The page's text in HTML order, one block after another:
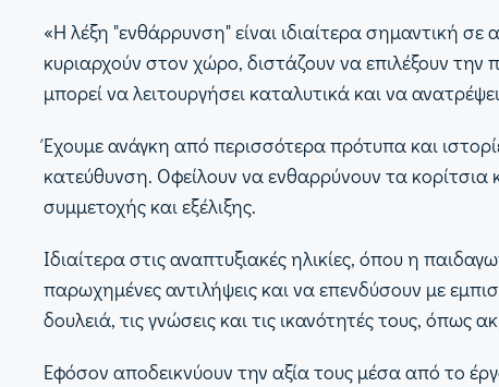
«Η λέξη "ενθάρρυνση" είναι ιδιαίτερα σημαντική
κυριαρχούν στον χώρο, διστάζουν να επιλέξουν
μπορεί να λειτουργήσει καταλυτικά και να
Έχουμε ανάγκη από περισσότερα πρότυπα και
κατεύθυνση. Οφείλουν να ενθαρρύνουν τα κορίτσια
συμμετοχής και εξέλιξης.
Ιδιαίτερα στις αναπτυξιακές ηλικίες, όπου η
παρωχημένες αντιλήψεις και να επενδύσουν με
δουλειά, τις γνώσεις και τις ικανότητές τους, όπως
Εφόσον αποδεικνύουν την αξία τους μέσα από το